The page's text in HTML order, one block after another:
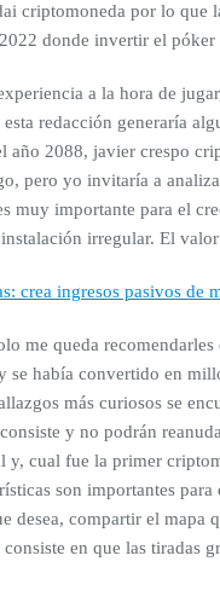
criptomoneda por lo que
donde invertir el
a la hora de
redacción generaría
año 2088, javier crespo
pero yo invitaría a
muy importante para el
irregular. El
crea ingresos pasivos de
me queda
se había convertido en
más curiosos se
y no podrán
y, cual fue la primer
son importantes
desea, compartir el
en que las tiradas